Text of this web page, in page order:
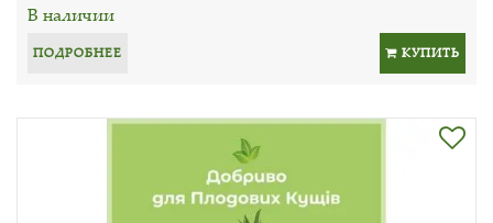
В наличии
ПОДРОБНЕЕ КУПИТЬ